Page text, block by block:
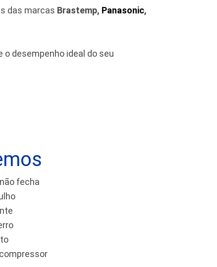
das marcas Brastemp, Panasonic,
o desempenho ideal do seu
fecha